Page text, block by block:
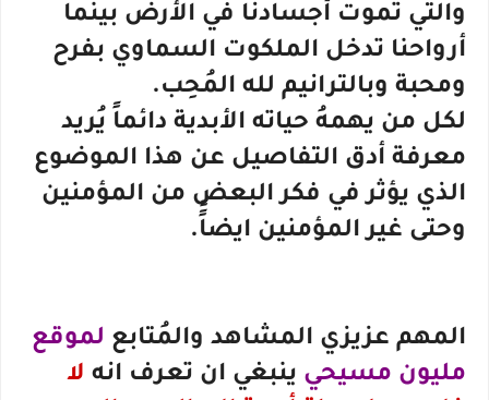
والتي تموت أجسادنا في الأرض بينما
أرواحنا تدخل الملكوت السماوي بفرح
ومحبة وبالترانيم لله المُحِب.
لكل من يهمهُ حياته الأبدية دائماً يُريد
معرفة أدق التفاصيل عن هذا الموضوع
الذي يؤثر في فكر البعض من المؤمنين
وحتى غير المؤمنين ايضاًً.
المهم عزيزي المشاهد والمُتابع لموقع
مليون مسيحي ينبغي ان تعرف انه لا